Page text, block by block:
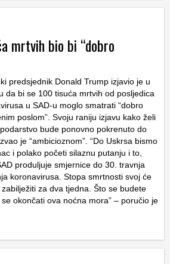
mrtvih bio bi “dobro
predsjednik Donald Trump izjavio je u
da bi se 100 tisuća mrtvih od posljedica
u SAD-u moglo smatrati “dobro
poslom”. Svoju raniju izjavu kako želi
bude ponovno pokrenuto do
je “ambicioznom”. “Do Uskrsa bismo
i polako početi silaznu putanju i to,
produljuje smjernice do 30. travnja
koronavirusa. Stopa smrtnosti svoj će
za dva tjedna. Što se budete
okončati ova noćna mora” – poručio je